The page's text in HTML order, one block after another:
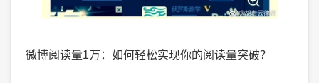
微博阅读量1万：如何轻松实现你的阅读量突破？